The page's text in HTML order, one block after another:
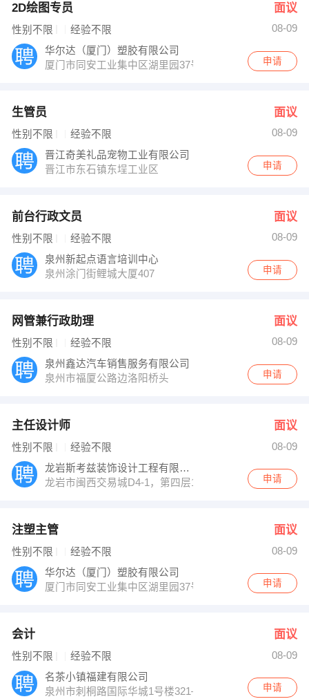
2D绘图专员 面议
性别不限 经验不限
08-09
华尔达（厦门）塑胶有限公司
厦门市同安工业集中区湖里园37号
申请
生管员 面议
性别不限 经验不限
08-09
晋江奇美礼品宠物工业有限公司
晋江市东石镇东埕工业区
申请
前台行政文员 面议
性别不限 经验不限
08-09
泉州新起点语言培训中心
泉州涂门街鲤城大厦407
申请
网管兼行政助理 面议
性别不限 经验不限
08-09
泉州鑫达汽车销售服务有限公司
泉州市福厦公路边洛阳桥头
申请
主任设计师 面议
性别不限 经验不限
08-09
龙岩斯考兹装饰设计工程有限公司
龙岩市闽西交易城D4-1，第四层1号
申请
注塑主管 面议
性别不限 经验不限
08-09
华尔达（厦门）塑胶有限公司
厦门市同安工业集中区湖里园37号
申请
会计 面议
性别不限 经验不限
08-09
名茶小镇福建有限公司
泉州市刺桐路国际华城1号楼321—331
申请